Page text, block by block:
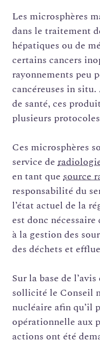
Les microsphères
dans le traitement
hépatiques ou de
certains cancers
rayonnements peu
cancéreuses in
de santé, ces
plusieurs
Ces microsphères
service de
en tant que source
responsabilité du
l’état actuel de la
est donc
à la gestion des
des déchets et
Sur la base de
sollicité le Conseil
nucléaire afin qu’il
opérationnelle aux
actions ont été